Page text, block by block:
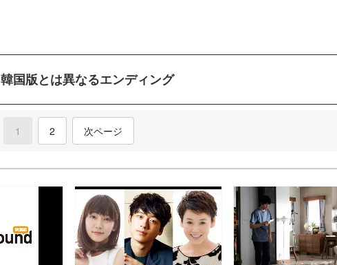
韓国版とは異なるエンディング
1 (current)
2 次ページ